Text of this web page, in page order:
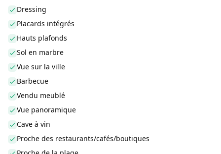
Dressing
Placards intégrés
Hauts plafonds
Sol en marbre
Vue sur la ville
Barbecue
Vendu meublé
Vue panoramique
Cave à vin
Proche des restaurants/cafés/boutiques